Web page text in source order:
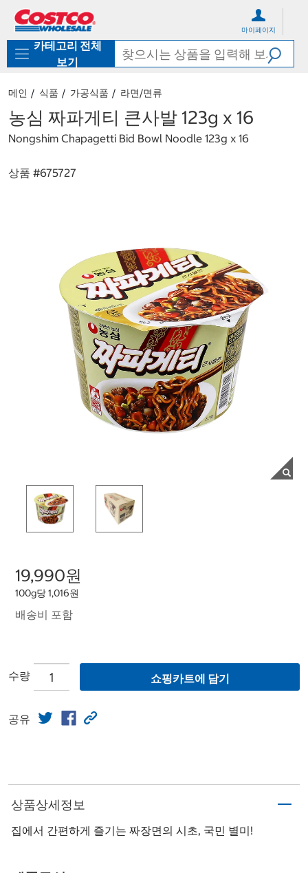
로
기
가
마이페이지
카테고리 전체
보기
메인 식품 가공식품 라면/면류
농심 짜파게티 큰사발 123g x 16
Nongshim Chapagetti Bid Bowl Noodle 123g x 16
상품 #675727
19,990원
100g당 1,016원
배송비 포함
수량 쇼핑카트에 담기
공유
상품상세정보
집에서 간편하게 즐기는 짜장면의 시초, 국민 별미!